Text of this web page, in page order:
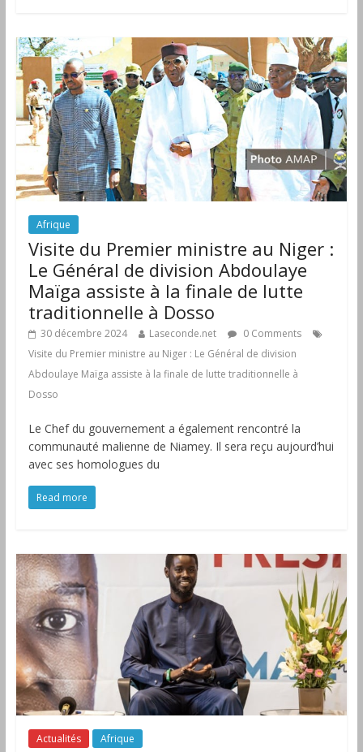
Afrique
Visite du Premier ministre au Niger :
Le Général de division Abdoulaye
Maïga assiste à la finale de lutte
traditionnelle à Dosso
30 décembre 2024 Laseconde.net
0 Comments
Visite du Premier ministre au Niger : Le Général de division
Abdoulaye Maïga assiste à la finale de lutte traditionnelle à
Dosso
Le Chef du gouvernement a également rencontré la
communauté malienne de Niamey. Il sera reçu aujourd’hui
avec ses homologues du
Read more
Actualités Afrique